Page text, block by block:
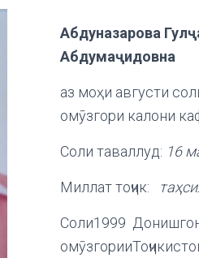
Абдуназарова Гулҷ
Абдумаҷидовна
аз моҳи августи
омӯзгори калони
Соли таваллуд: 16
Миллат тоҷик:
Соли1999